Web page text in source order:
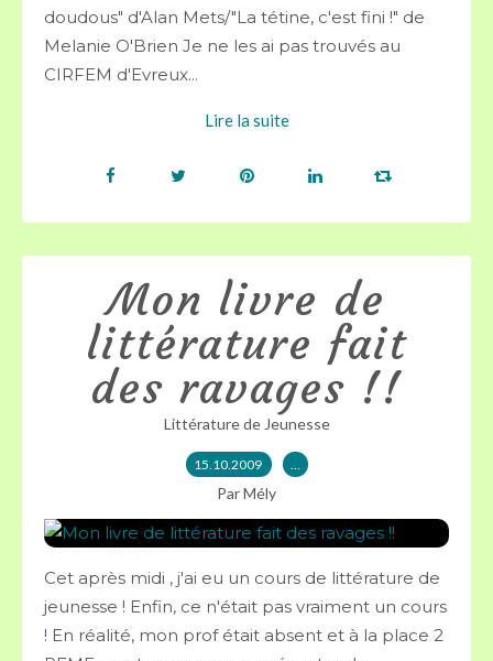
doudous" d'Alan Mets/"La tétine, c'est fini !" de
Melanie O'Brien Je ne les ai pas trouvés au
CIRFEM d'Evreux...
Lire la suite
Mon livre de
littérature fait
des ravages !!
Littérature de Jeunesse
15.10.2009 …
Par Mély
Cet après midi , j'ai eu un cours de littérature de
jeunesse ! Enfin, ce n'était pas vraiment un cours
! En réalité, mon prof était absent et à la place 2